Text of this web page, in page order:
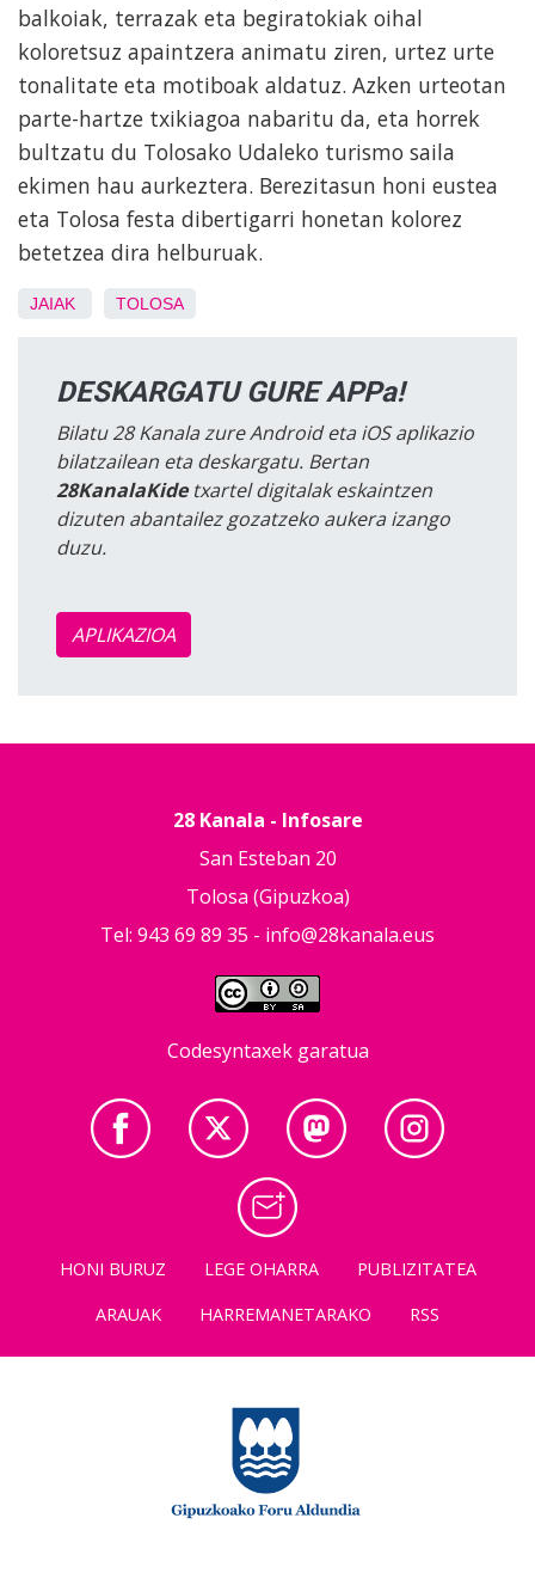
balkoiak, terrazak eta begiratokiak oihal
koloretsuz apaintzera animatu ziren, urtez urte
tonalitate eta motiboak aldatuz. Azken urteotan
parte-hartze txikiagoa nabaritu da, eta horrek
bultzatu du Tolosako Udaleko turismo saila
ekimen hau aurkeztera. Berezitasun honi eustea
eta Tolosa festa dibertigarri honetan kolorez
betetzea dira helburuak.
JAIAK TOLOSA
DESKARGATU GURE APPa!
Bilatu 28 Kanala zure Android eta iOS aplikazio
bilatzailean eta deskargatu. Bertan
28KanalaKidetxartel digitalak eskaintzen
dizuten abantailez gozatzeko aukera izango
duzu.
APLIKAZIOA
28 Kanala - Infosare
San Esteban 20
Tolosa (Gipuzkoa)
Tel: 943 69 89 35 - info@28kanala.eus
Codesyntaxek garatua
HONI BURUZ LEGE OHARRA
PUBLIZITATEA
ARAUAK
HARREMANETARAKO RSS